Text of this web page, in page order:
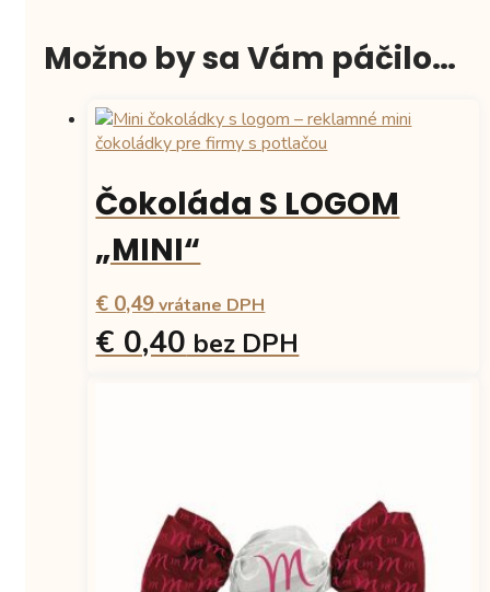
Možno by sa Vám páčilo…
Čokoláda S LOGOM
„MINI“
€ 0,49vrátane DPH
€ 0,40 bez DPH